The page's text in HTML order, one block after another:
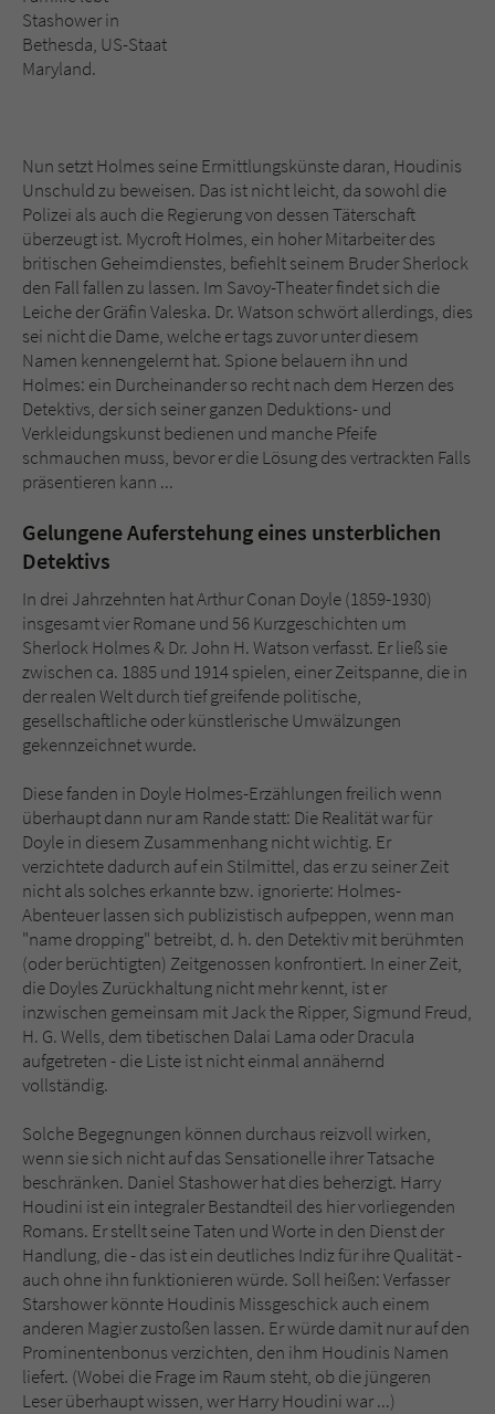
Stashower in
Bethesda, US-Staat
Maryland.
Nun setzt Holmes seine Ermittlungskünste daran, Houdinis
Unschuld zu beweisen. Das ist nicht leicht, da sowohl die
Polizei als auch die Regierung von dessen Täterschaft
überzeugt ist. Mycroft Holmes, ein hoher Mitarbeiter des
britischen Geheimdienstes, befiehlt seinem Bruder Sherlock
den Fall fallen zu lassen. Im Savoy-Theater findet sich die
Leiche der Gräfin Valeska. Dr. Watson schwört allerdings, dies
sei nicht die Dame, welche er tags zuvor unter diesem
Namen kennengelernt hat. Spione belauern ihn und
Holmes: ein Durcheinander so recht nach dem Herzen des
Detektivs, der sich seiner ganzen Deduktions- und
Verkleidungskunst bedienen und manche Pfeife
schmauchen muss, bevor er die Lösung des vertrackten Falls
präsentieren kann ...
Gelungene Auferstehung eines unsterblichen
Detektivs
In drei Jahrzehnten hat Arthur Conan Doyle (1859-1930)
insgesamt vier Romane und 56 Kurzgeschichten um
Sherlock Holmes & Dr. John H. Watson verfasst. Er ließ sie
zwischen ca. 1885 und 1914 spielen, einer Zeitspanne, die in
der realen Welt durch tief greifende politische,
gesellschaftliche oder künstlerische Umwälzungen
gekennzeichnet wurde.
Diese fanden in Doyle Holmes-Erzählungen freilich wenn
überhaupt dann nur am Rande statt: Die Realität war für
Doyle in diesem Zusammenhang nicht wichtig. Er
verzichtete dadurch auf ein Stilmittel, das er zu seiner Zeit
nicht als solches erkannte bzw. ignorierte: Holmes-
Abenteuer lassen sich publizistisch aufpeppen, wenn man
"name dropping" betreibt, d. h. den Detektiv mit berühmten
(oder berüchtigten) Zeitgenossen konfrontiert. In einer Zeit,
die Doyles Zurückhaltung nicht mehr kennt, ist er
inzwischen gemeinsam mit Jack the Ripper, Sigmund Freud,
H. G. Wells, dem tibetischen Dalai Lama oder Dracula
aufgetreten - die Liste ist nicht einmal annähernd
vollständig.
Solche Begegnungen können durchaus reizvoll wirken,
wenn sie sich nicht auf das Sensationelle ihrer Tatsache
beschränken. Daniel Stashower hat dies beherzigt. Harry
Houdini ist ein integraler Bestandteil des hier vorliegenden
Romans. Er stellt seine Taten und Worte in den Dienst der
Handlung, die - das ist ein deutliches Indiz für ihre Qualität -
auch ohne ihn funktionieren würde. Soll heißen: Verfasser
Starshower könnte Houdinis Missgeschick auch einem
anderen Magier zustoßen lassen. Er würde damit nur auf den
Prominentenbonus verzichten, den ihm Houdinis Namen
liefert. (Wobei die Frage im Raum steht, ob die jüngeren
Leser überhaupt wissen, wer Harry Houdini war ...)